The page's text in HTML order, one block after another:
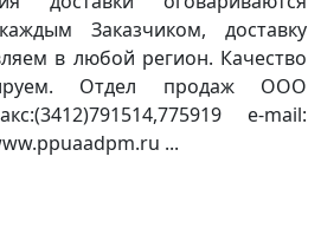
Заказчиком, доставку
в любой регион. Качество
Отдел продаж ООО
e-mail:
...